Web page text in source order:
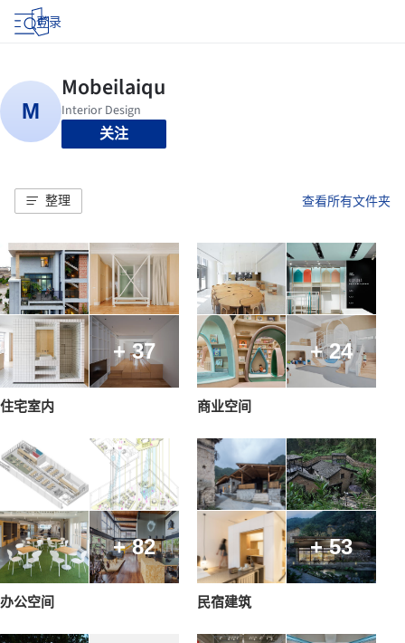
登录
关注
整理 查看所有文件夹
+ 37
住宅室内
+ 24
商业空间
+ 82
办公空间
+ 53
民宿建筑